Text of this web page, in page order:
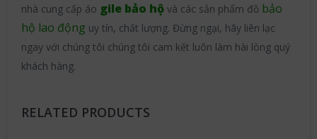
nhà cung cấp áo gile bảo hộvà các sản phẩm đồ bảo
hộ lao động uy tín, chất lượng. Đừng ngại, hãy liên lạc
ngay với chúng tôi chúng tôi cam kết luôn làm hài lòng quý
khách hàng.
RELATED PRODUCTS